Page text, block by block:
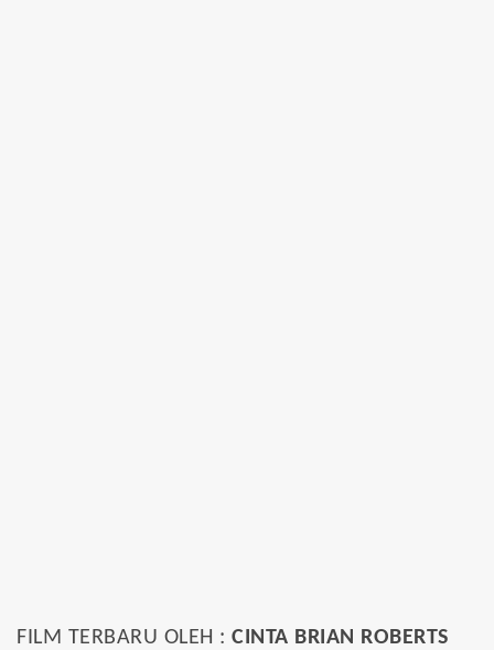
FILM TERBARU OLEH : CINTA BRIAN ROBERTS